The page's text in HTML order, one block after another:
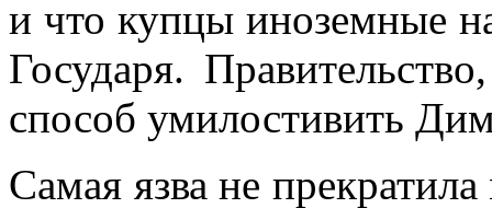
и что купцы иноземные
Государя.
способ умилостивить
Самая язва не